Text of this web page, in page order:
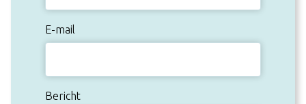
E-mail
Bericht